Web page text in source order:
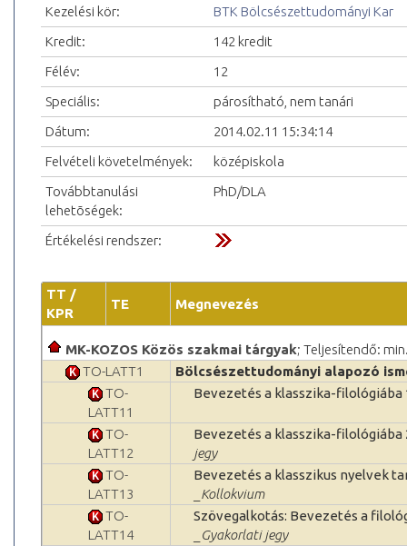
Kezelési kör:
BTK Bölcsészettudományi Kar
Kredit:
142 kredit
Félév:
12
Speciális:
párosítható, nem tanári
Dátum:
2014.02.11 15:34:14
Felvételi követelmények:
középiskola
Továbbtanulási
lehetõségek:
PhD/DLA
Értékelési rendszer:
TT /
KPR
TE Megnevezés
MK-KOZOS Közös szakmai tárgyak; Teljesítendő:
TO-LATT1
Bölcsészettudományi alapozó
TO-
LATT11
Bevezetés a klasszika-filológiába
TO-
LATT12
Bevezetés a klasszika-filológiába
jegy
TO-
LATT13
Bevezetés a klasszikus nyelvek
_Kollokvium
TO-
LATT14
Szövegalkotás: Bevezetés a
_Gyakorlati jegy